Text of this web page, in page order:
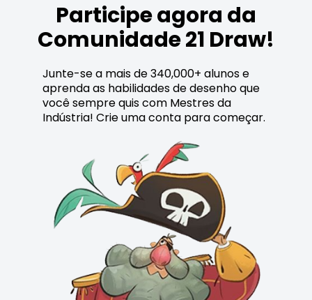
Participe agora da
Comunidade 21 Draw!
Junte-se a mais de 340,000+ alunos e
aprenda as habilidades de desenho que
você sempre quis com Mestres da
Indústria! Crie uma conta para começar.